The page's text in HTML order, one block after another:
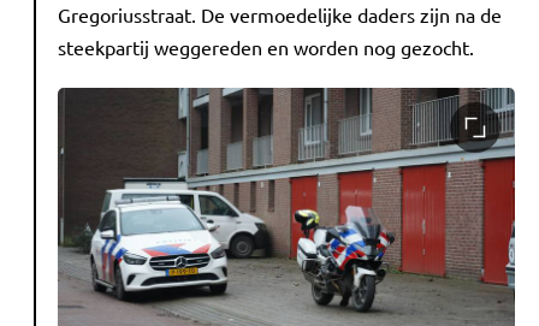
Gregoriusstraat. De vermoedelijke daders zijn na de
steekpartij weggereden en worden nog gezocht.